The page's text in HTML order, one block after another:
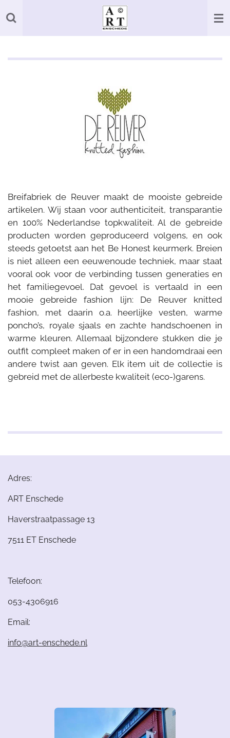
Ga
direct
hoofdinhoud
Breifabriek de Reuver maakt de mooiste gebreide
artikelen. Wij staan voor authenticiteit, transparantie
en 100% Nederlandse topkwaliteit. Al de gebreide
producten worden geproduceerd volgens, en ook
steeds getoetst aan het Be Honest keurmerk. Breien
is niet alleen een eeuwenoude techniek, maar staat
vooral ook voor de verbinding tussen generaties en
het familiegevoel. Dat gevoel is vertaald in een
mooie gebreide fashion lijn: De Reuver knitted
fashion, met daarin o.a. heerlijke vesten, warme
poncho’s, royale sjaals en zachte handschoenen in
warme kleuren. Allemaal bijzondere stukken die je
outfit compleet maken of er in een handomdraai een
andere twist aan geven. Elk item uit de collectie is
gebreid met de allerbeste kwaliteit (eco-)garens.
Adres:
ART Enschede
Haverstraatpassage 13
7511 ET Enschede
Telefoon:
053-4306916
Email:
info@art-enschede.nl